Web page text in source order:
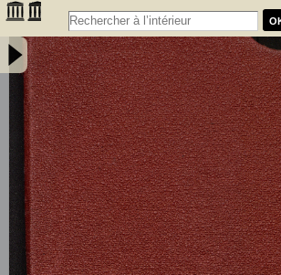
Société d'agriculture de la Gironde : statuts du